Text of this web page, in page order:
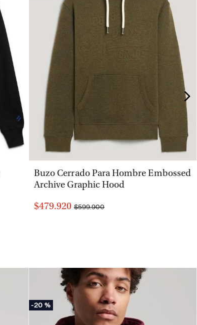
VISTA RÁPIDA
Buzo Cerrado Para Hombre Embossed
Archive Graphic Hood
$479.920 $599.900
-20 %